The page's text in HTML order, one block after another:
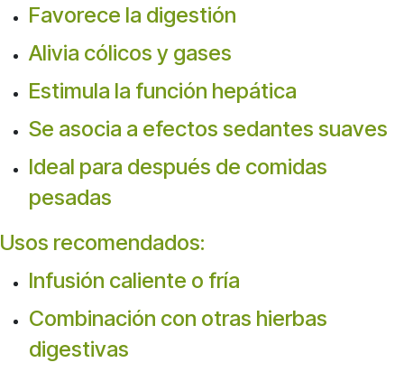
Favorece la digestión
Alivia cólicos y gases
Estimula la función hepática
Se asocia a efectos sedantes suaves
Ideal para después de comidas
pesadas
Usos recomendados:
Infusión caliente o fría
Combinación con otras hierbas
digestivas